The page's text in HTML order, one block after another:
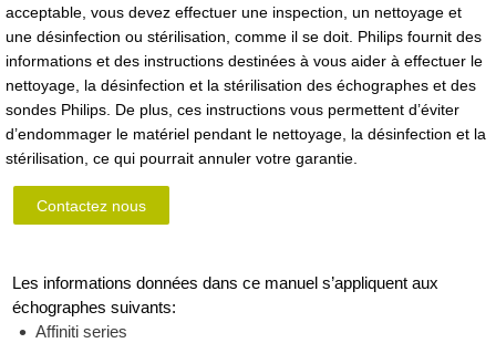
acceptable, vous devez effectuer une inspection, un nettoyage et
une désinfection ou stérilisation, comme il se doit. Philips fournit des
informations et des instructions destinées à vous aider à effectuer le
nettoyage, la désinfection et la stérilisation des échographes et des
sondes Philips. De plus, ces instructions vous permettent d’éviter
d’endommager le matériel pendant le nettoyage, la désinfection et la
stérilisation, ce qui pourrait annuler votre garantie.
Contactez nous
Les informations données dans ce manuel s’appliquent aux
échographes suivants:
Affiniti series